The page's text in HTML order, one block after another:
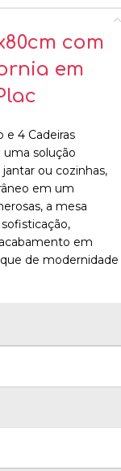
com
em
e 4 Cadeiras
uma solução
ou cozinhas,
em um
a mesa
em
de modernidade